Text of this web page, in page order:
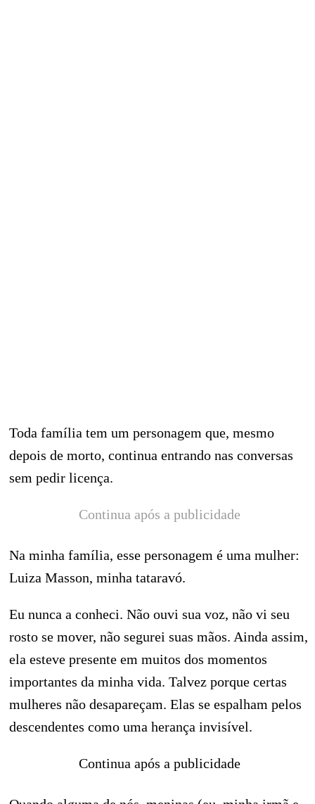
Toda família tem um personagem que, mesmo
depois de morto, continua entrando nas conversas
sem pedir licença.
Continua após a publicidade
Na minha família, esse personagem é uma mulher:
Luiza Masson, minha tataravó.
Eu nunca a conheci. Não ouvi sua voz, não vi seu
rosto se mover, não segurei suas mãos. Ainda assim,
ela esteve presente em muitos dos momentos
importantes da minha vida. Talvez porque certas
mulheres não desapareçam. Elas se espalham pelos
descendentes como uma herança invisível.
Continua após a publicidade